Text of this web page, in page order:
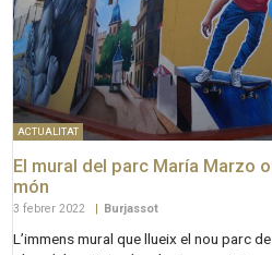
ACTUALITAT
El mural del parc María Marzo
món
3 febrer 2022 Burjassot
L’immens mural que llueix el nou parc